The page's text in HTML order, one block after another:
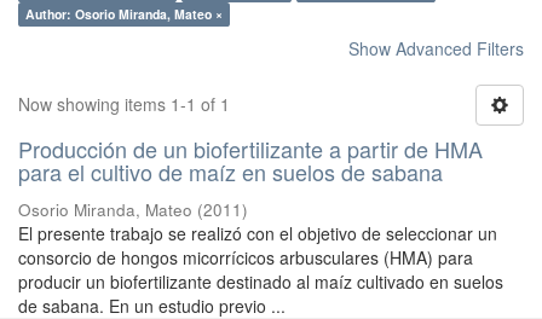
Author: Osorio Miranda, Mateo ×
Show Advanced Filters
Now showing items 1-1 of 1
Producción de un biofertilizante a partir de HMA
para el cultivo de maíz en suelos de sabana
Osorio Miranda, Mateo (2011)
El presente trabajo se realizó con el objetivo de seleccionar un
consorcio de hongos micorrícicos arbusculares (HMA) para
producir un biofertilizante destinado al maíz cultivado en suelos
de sabana. En un estudio previo ...